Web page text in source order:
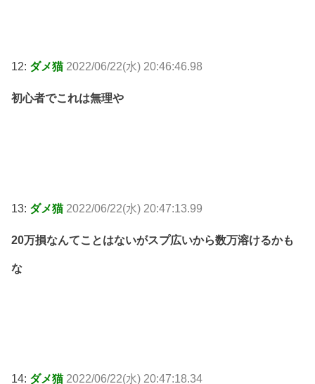
12: ダメ猫 2022/06/22(水) 20:46:46.98
初心者でこれは無理や
13: ダメ猫 2022/06/22(水) 20:47:13.99
20万損なんてことはないがスプ広いから数万溶けるかも
な
14: ダメ猫 2022/06/22(水) 20:47:18.34